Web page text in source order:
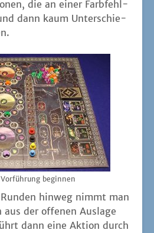
die an einer Farb­fehl­
dann kaum Unter­schie­
beginnen
hin­weg nimmt man
aus der offe­nen Aus­la­ge
dann eine Akti­on durch